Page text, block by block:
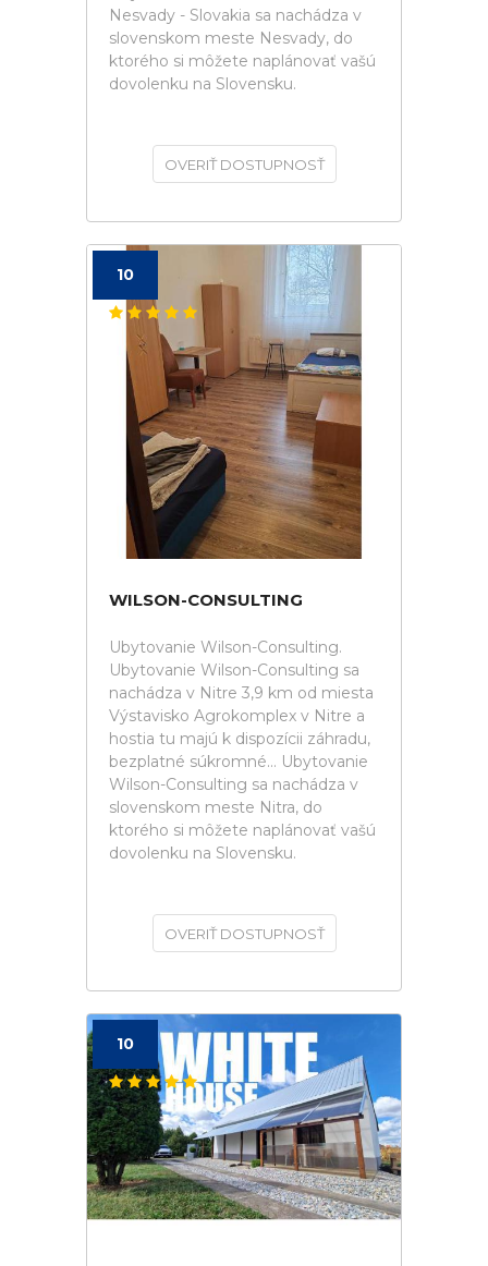
Nesvady - Slovakia sa nachádza v
slovenskom meste Nesvady, do
ktorého si môžete naplánovať vašú
dovolenku na Slovensku.
OVERIŤ DOSTUPNOSŤ
10
WILSON-CONSULTING
Ubytovanie Wilson-Consulting.
Ubytovanie Wilson-Consulting sa
nachádza v Nitre 3,9 km od miesta
Výstavisko Agrokomplex v Nitre a
hostia tu majú k dispozícii záhradu,
bezplatné súkromné... Ubytovanie
Wilson-Consulting sa nachádza v
slovenskom meste Nitra, do
ktorého si môžete naplánovať vašú
dovolenku na Slovensku.
OVERIŤ DOSTUPNOSŤ
10